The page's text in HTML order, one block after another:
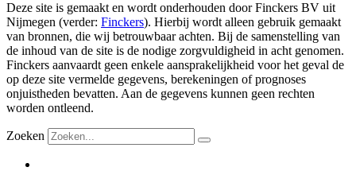
Deze site is gemaakt en wordt onderhouden door Finckers BV uit
Nijmegen (verder: Finckers). Hierbij wordt alleen gebruik gemaakt
van bronnen, die wij betrouwbaar achten. Bij de samenstelling van
de inhoud van de site is de nodige zorgvuldigheid in acht genomen.
Finckers aanvaardt geen enkele aansprakelijkheid voor het geval de
op deze site vermelde gegevens, berekeningen of prognoses
onjuistheden bevatten. Aan de gegevens kunnen geen rechten
worden ontleend.
Zoeken